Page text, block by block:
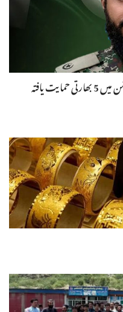
شمالی وزیرستان: سکیورٹی فورسز کے آپریشن میں 5 بھارتی حمایت یافتہ